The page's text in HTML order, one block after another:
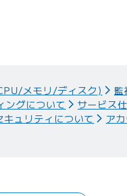
メモリ/ディスク)
ングについて
サービス
ュリティについて
ア